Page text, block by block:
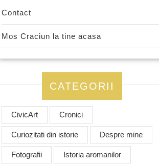
Contact
Mos Craciun la tine acasa
CATEGORII
CivicArt Cronici
Curiozitati din istorie Despre mine
Fotografii Istoria aromanilor